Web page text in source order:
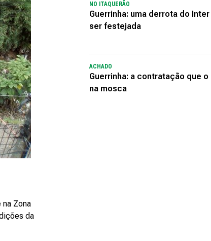
Zona
da
NO ITAQUERÃO
Guerrinha: uma derrota do
ser festejada
ACHADO
Guerrinha: a contratação que
na mosca